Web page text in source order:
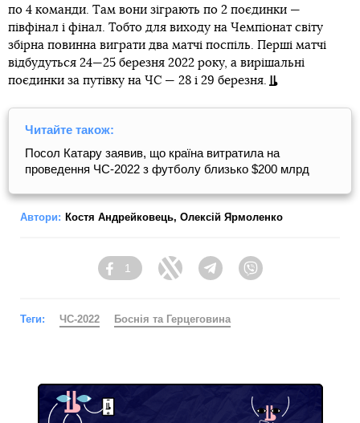
по 4 команди. Там вони зіграють по 2 поєдинки —
півфінал і фінал. Тобто для виходу на Чемпіонат світу
збірна повинна виграти два матчі поспіль. Перші матчі
відбудуться 24—25 березня 2022 року, а вирішальні
поєдинки за путівку на ЧС — 28 і 29 березня.
Читайте також:
Посол Катару заявив, що країна витратила на
проведення ЧС-2022 з футболу близько $200 млрд
Автори: Костя Андрейковець, Олексій Ярмоленко
Facebook
1
Twitter TelegramViber
Теги: ЧС-2022 Боснія та Герцеговина